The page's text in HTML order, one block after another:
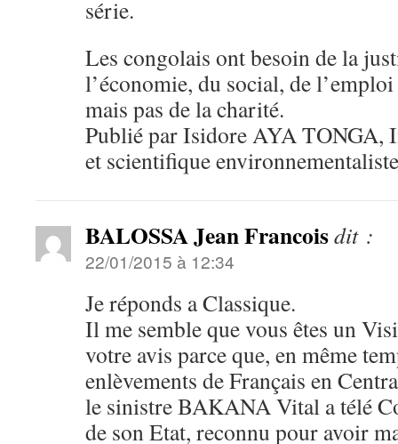
série.
Les congolais ont besoin de la
l’économie, du social, de
mais pas de la charité.
Publié par Isidore AYA TONGA,
et scientifique
BALOSSA Jean Francoisdit :
22/01/2015 à 12:34
Je réponds a Classique.
Il me semble que vous êtes un
votre avis parce que, en même
enlèvements de Français en
le sinistre BAKANA Vital a télé
de son Etat, reconnu pour avoir